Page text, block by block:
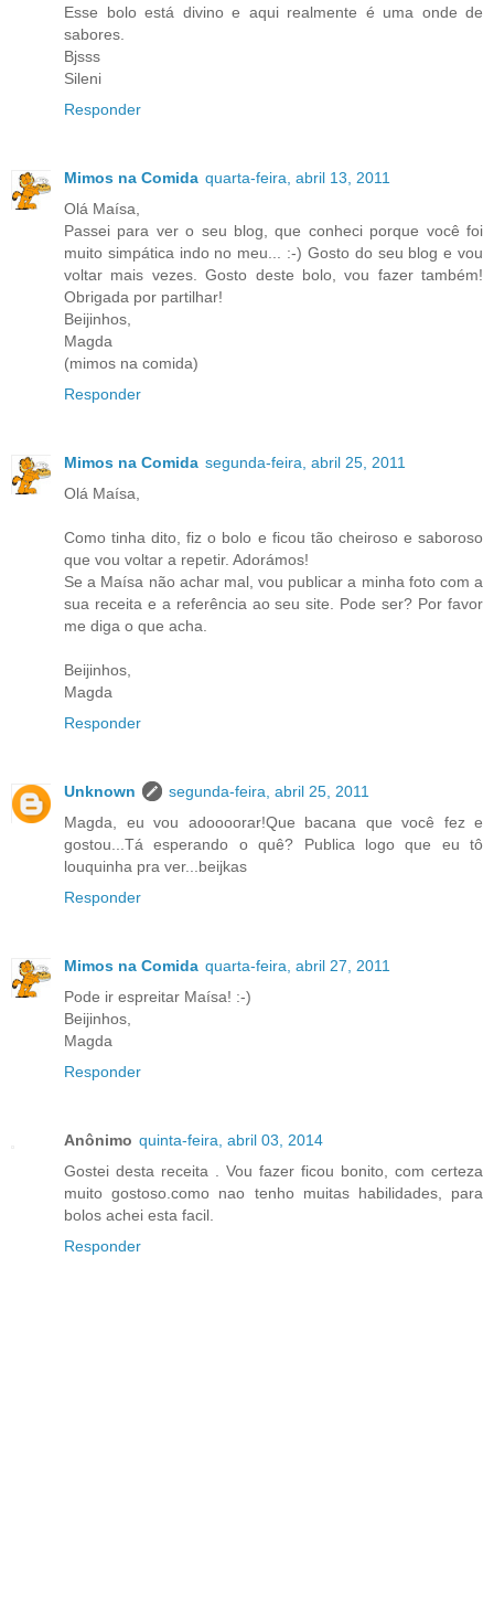
Esse bolo está divino e aqui realmente é uma onde de
sabores.
Bjsss
Sileni
Responder
Mimos na Comida quarta-feira, abril 13, 2011
Olá Maísa,
Passei para ver o seu blog, que conheci porque você foi
muito simpática indo no meu... :-) Gosto do seu blog e vou
voltar mais vezes. Gosto deste bolo, vou fazer também!
Obrigada por partilhar!
Beijinhos,
Magda
(mimos na comida)
Responder
Mimos na Comida segunda-feira, abril 25, 2011
Olá Maísa,
Como tinha dito, fiz o bolo e ficou tão cheiroso e saboroso
que vou voltar a repetir. Adorámos!
Se a Maísa não achar mal, vou publicar a minha foto com a
sua receita e a referência ao seu site. Pode ser? Por favor
me diga o que acha.
Beijinhos,
Magda
Responder
Unknown
segunda-feira, abril 25, 2011
Magda, eu vou adoooorar!Que bacana que você fez e
gostou...Tá esperando o quê? Publica logo que eu tô
louquinha pra ver...beijkas
Responder
Mimos na Comida quarta-feira, abril 27, 2011
Pode ir espreitar Maísa! :-)
Beijinhos,
Magda
Responder
Anônimo quinta-feira, abril 03, 2014
Gostei desta receita . Vou fazer ficou bonito, com certeza
muito gostoso.como nao tenho muitas habilidades, para
bolos achei esta facil.
Responder